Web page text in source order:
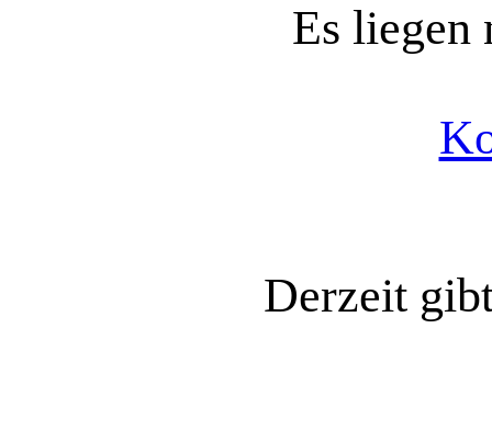
Es liegen
Derzeit